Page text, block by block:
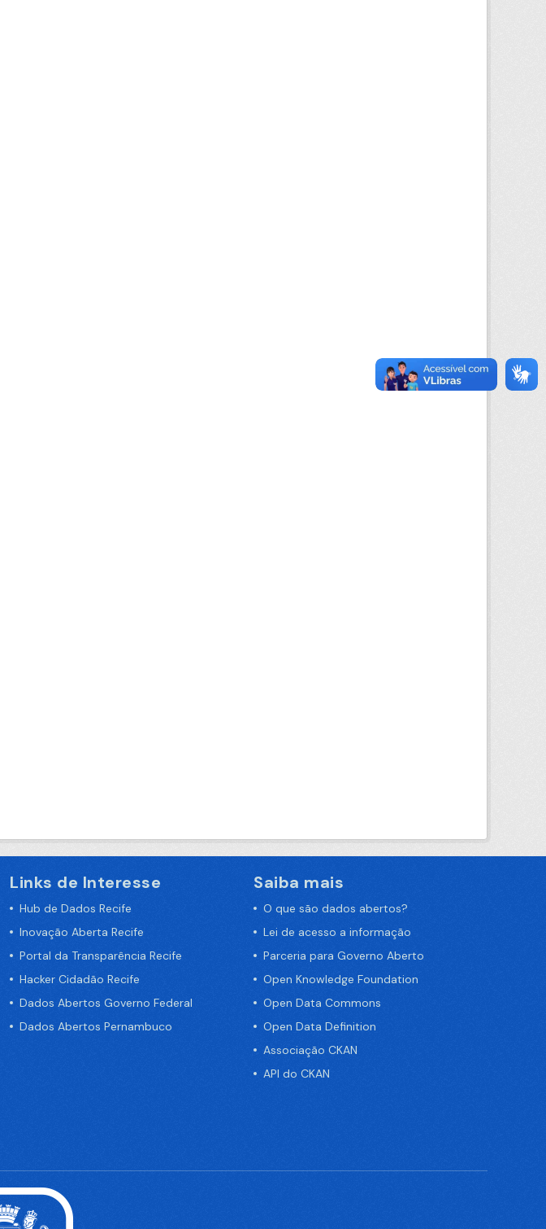
Links de Interesse
Hub de Dados Recife
Inovação Aberta Recife
Portal da Transparência Recife
Hacker Cidadão Recife
Dados Abertos Governo Federal
Dados Abertos Pernambuco
Saiba mais
O que são dados abertos?
Lei de acesso a informação
Parceria para Governo Aberto
Open Knowledge Foundation
Open Data Commons
Open Data Definition
Associação CKAN
API do CKAN